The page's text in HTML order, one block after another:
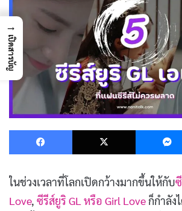
Facebook X
ในช่วงเวลาที่โลกเปิดกว้างมากขึ้นให้กับ
Love, ซีรีส์ยูริ GL หรือ Girl Loveก็กำลัง
→
เปิดสารบัญ